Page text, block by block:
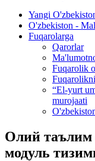
Yangi
O'zbekiston -
Fuqarolarga
Qarorlar
Fuqarolik
“El-yurt
murojaati
Олий таълим
модуль